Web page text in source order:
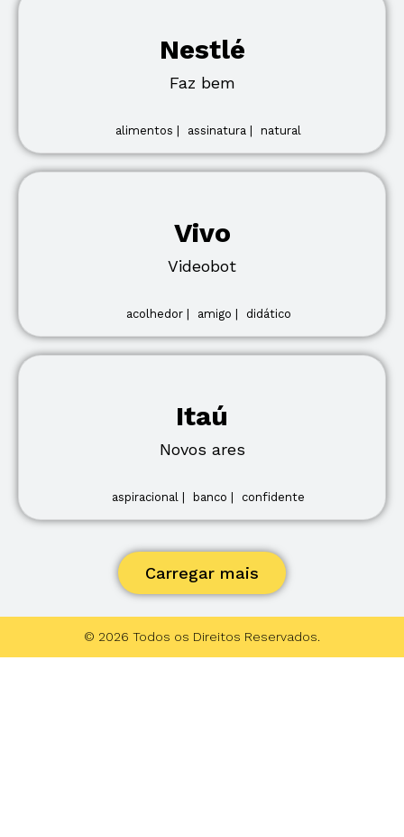
Nestlé
Faz bem
alimentos | assinatura | natural
Vivo
Videobot
acolhedor | amigo | didático
Itaú
Novos ares
aspiracional | banco | confidente
Carregar mais
© 2026 Todos os Direitos Reservados.